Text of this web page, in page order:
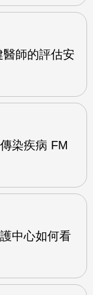
師的評估安
染疾病 FM
中心如何看